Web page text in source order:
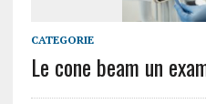
CATEGORIE
Le cone beam un